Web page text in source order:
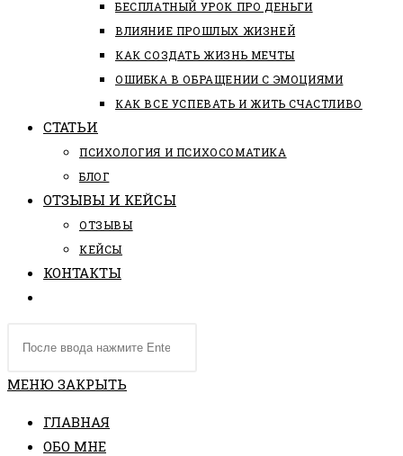
БЕСПЛАТНЫЙ УРОК ПРО ДЕНЬГИ
ВЛИЯНИЕ ПРОШЛЫХ ЖИЗНЕЙ
КАК СОЗДАТЬ ЖИЗНЬ МЕЧТЫ
ОШИБКА В ОБРАЩЕНИИ С ЭМОЦИЯМИ
КАК ВСЕ УСПЕВАТЬ И ЖИТЬ СЧАСТЛИВО
СТАТЬИ
ПCИХОЛОГИЯ И ПСИХОСОМАТИКА
БЛОГ
ОТЗЫВЫ И КЕЙСЫ
ОТЗЫВЫ
КЕЙСЫ
КОНТАКТЫ
ПО
САЙТУ
сайте
МЕНЮ ЗАКРЫТЬ
ГЛАВНАЯ
ОБО МНЕ